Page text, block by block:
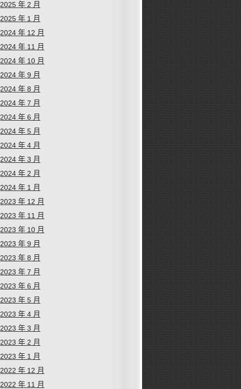
2025 年 2 月
2025 年 1 月
2024 年 12 月
2024 年 11 月
2024 年 10 月
2024 年 9 月
2024 年 8 月
2024 年 7 月
2024 年 6 月
2024 年 5 月
2024 年 4 月
2024 年 3 月
2024 年 2 月
2024 年 1 月
2023 年 12 月
2023 年 11 月
2023 年 10 月
2023 年 9 月
2023 年 8 月
2023 年 7 月
2023 年 6 月
2023 年 5 月
2023 年 4 月
2023 年 3 月
2023 年 2 月
2023 年 1 月
2022 年 12 月
2022 年 11 月